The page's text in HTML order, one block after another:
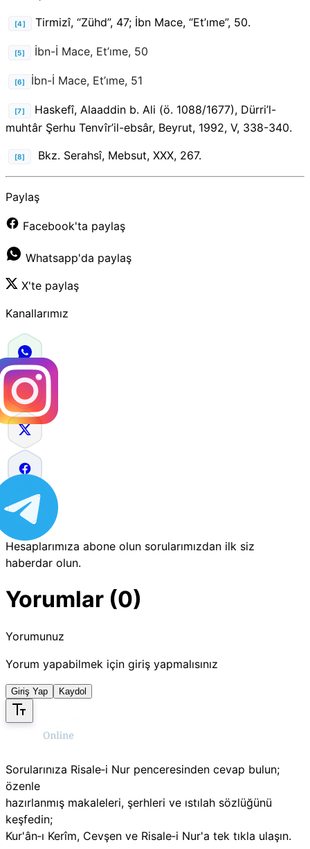
[4] Tirmizî, “Zühd”, 47; İbn Mace, “Et’ıme”, 50.
[5] İbn-İ Mace, Et’ıme, 50
[6] İbn-İ Mace, Et’ıme, 51
[7]
Haskefî, Alaaddin b. Ali (ö. 1088/1677), Dürri’l-
muhtâr Şerhu Tenvîr’il-ebsâr, Beyrut, 1992, V, 338-340.
[8] Bkz. Serahsî, Mebsut, XXX, 267.
Paylaş
Facebook'ta paylaş
Whatsapp'da paylaş
X'te paylaş
Kanallarımız
Hesaplarımıza abone olun sorularımızdan ilk siz
haberdar olun.
Yorumlar (0)
Yorumunuz
Yorum yapabilmek için giriş yapmalısınız
Giriş Yap Kaydol
Sorularınıza Risale‑i Nur penceresinden cevap bulun;
özenle
hazırlanmış makaleleri, şerhleri ve ıstılah sözlüğünü
keşfedin;
Kur'ân‑ı Kerîm, Cevşen ve Risale‑i Nur'a tek tıkla ulaşın.